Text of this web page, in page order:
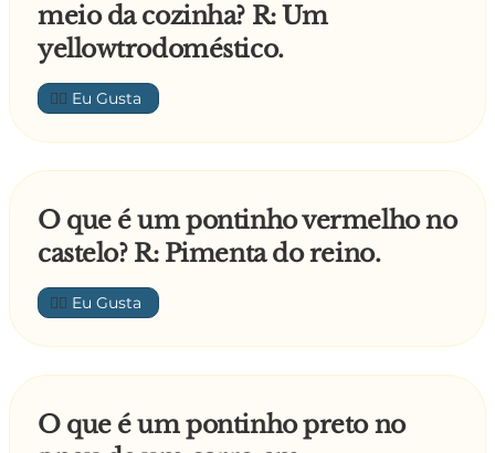
meio da cozinha? R: Um
yellowtrodoméstico.
👍🏼
O que é um pontinho vermelho no
castelo? R: Pimenta do reino.
👍🏼
O que é um pontinho preto no